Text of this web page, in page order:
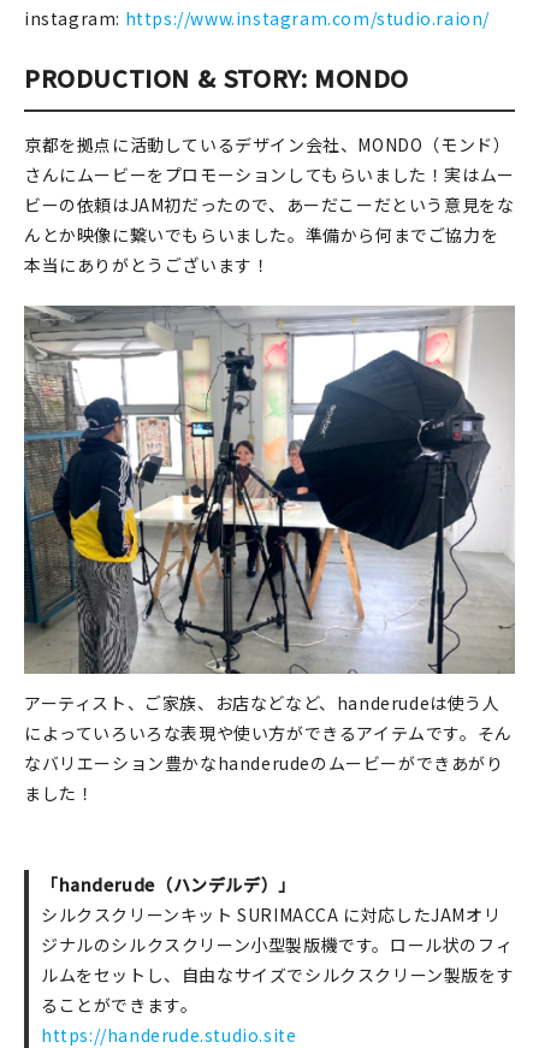
instagram: https://www.instagram.com/studio.raion/
PRODUCTION & STORY: MONDO
京都を拠点に活動しているデザイン会社、MONDO（モンド）
さんにムービーをプロモーションしてもらいました！実はムー
ビーの依頼はJAM初だったので、あーだこーだという意見をな
んとか映像に繋いでもらいました。準備から何までご協力を
本当にありがとうございます！
アーティスト、ご家族、お店などなど、handerudeは使う人
によっていろいろな表現や使い方ができるアイテムです。そん
なバリエーション豊かなhanderudeのムービーができあがり
ました！
「handerude（ハンデルデ）」
シルクスクリーンキット SURIMACCA に対応したJAMオリ
ジナルのシルクスクリーン小型製版機です。ロール状のフィ
ルムをセットし、自由なサイズでシルクスクリーン製版をす
ることができます。
https://handerude.studio.site